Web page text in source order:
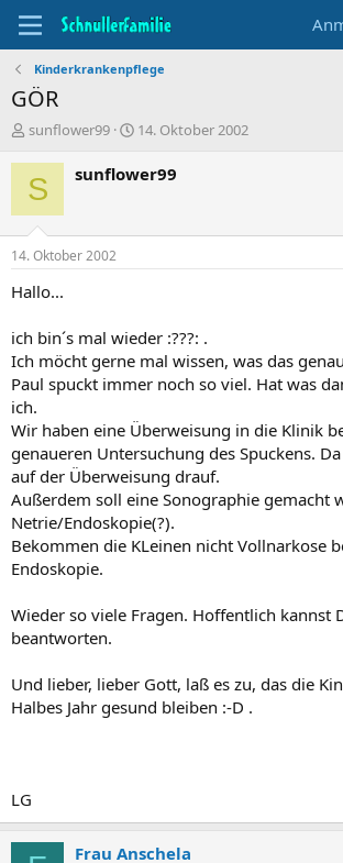
Kinderkrankenpflege
GÖR
T
e
m
n
t
a
e
r
sunflower99
B
g
a
14. Oktober 2002
S sunflower99
14. Oktober 2002
Hallo...
ich bin´s mal wieder :???: .
Ich möcht gerne mal wissen, was das
Paul spuckt immer noch so viel. Hat was
ich.
Wir haben eine Überweisung in die Klinik
genaueren Untersuchung des Spuckens.
auf der Überweisung drauf.
Außerdem soll eine Sonographie gemacht
Netrie/Endoskopie(?).
Bekommen die KLeinen nicht Vollnarkose
Endoskopie.
Wieder so viele Fragen. Hoffentlich kannst
beantworten.
Und lieber, lieber Gott, laß es zu, das die
Halbes Jahr gesund bleiben :-D .
LG
Frau Anschela